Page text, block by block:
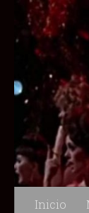
Saltar al
Inicio